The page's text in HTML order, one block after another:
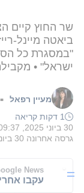
שר החוץ קיים
ביאטה מיינל-
"במסגרת כל
ישראל" •
מעיין רפאל
1 דקות קריאה
30 ביוני 2025, 09:37
גרסה אחרונה 30 ביוני 2025, 14:10
News
עקבו